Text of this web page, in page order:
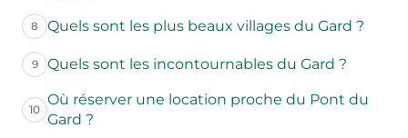
8 Quels sont les plus beaux villages du Gard ?
9 Quels sont les incontournables du Gard ?
10
Où réserver une location proche du Pont du
Gard ?